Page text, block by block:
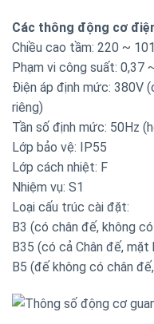
Các thông động cơ
Chiều cao tầm: 220 ~
Phạm vi công suất: 0,37
Điện áp định mức: 380V
riêng)
Tần số định mức: 50Hz
Lớp bảo vệ: IP55
Lớp cách nhiệt: F
Nhiệm vụ: S1
Loại cấu trúc cài đặt:
B3 (có chân đế, không
B35 (có cả Chân đế, mặt
B5 (đế không có chân